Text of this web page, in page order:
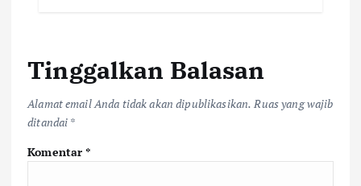
Tinggalkan Balasan
Alamat email Anda tidak akan dipublikasikan. Ruas yang wajib
ditandai *
Komentar*